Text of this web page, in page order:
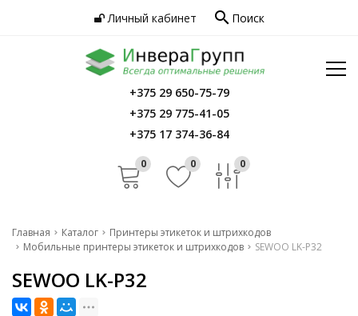
Личный кабинет search Поиск
Главная
Каталог
Услуги
Сервис
+375 29 650-75-79
+375 29 775-41-05
+375 17 374-36-84
0 0 0
Главная Каталог
Принтеры этикеток и штрихкодов
Мобильные принтеры этикеток и штрихкодов
SEWOO LK-P32
SEWOO LK-P32
Услуги
Сервис
Инфо
Контакты